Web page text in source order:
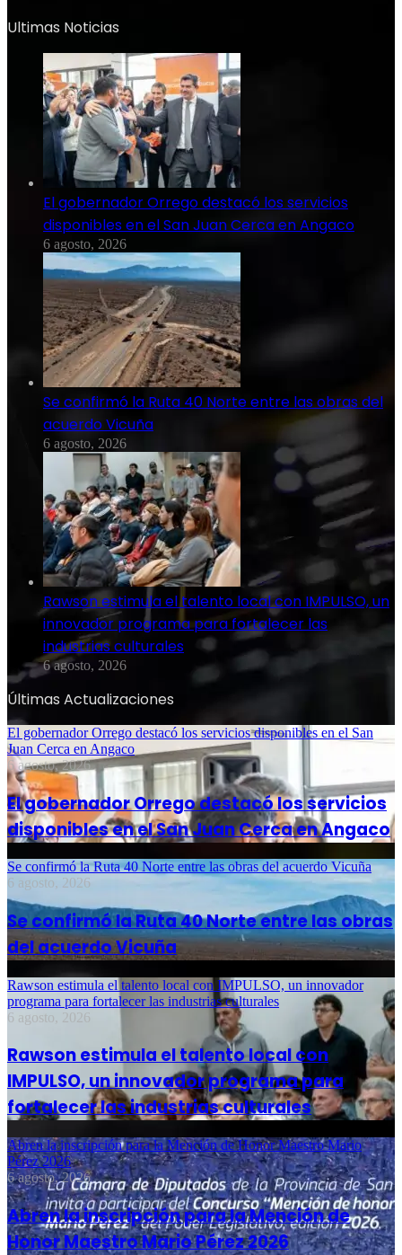
Ultimas Noticias
El gobernador Orrego destacó los servicios
disponibles en el San Juan Cerca en Angaco
6 agosto, 2026
Se confirmó la Ruta 40 Norte entre las obras del
acuerdo Vicuña
6 agosto, 2026
Rawson estimula el talento local con IMPULSO, un
innovador programa para fortalecer las
industrias culturales
6 agosto, 2026
Últimas Actualizaciones
El gobernador Orrego destacó los servicios disponibles en el San
Juan Cerca en Angaco
6 agosto, 2026
El gobernador Orrego destacó los servicios
disponibles en el San Juan Cerca en Angaco
Se confirmó la Ruta 40 Norte entre las obras del acuerdo Vicuña
6 agosto, 2026
Se confirmó la Ruta 40 Norte entre las obras
del acuerdo Vicuña
Rawson estimula el talento local con IMPULSO, un innovador
programa para fortalecer las industrias culturales
6 agosto, 2026
Rawson estimula el talento local con
IMPULSO, un innovador programa para
fortalecer las industrias culturales
Abren la inscripción para la Mención de Honor Maestro Mario
Pérez 2026
6 agosto, 2026
Abren la inscripción para la Mención de
Honor Maestro Mario Pérez 2026